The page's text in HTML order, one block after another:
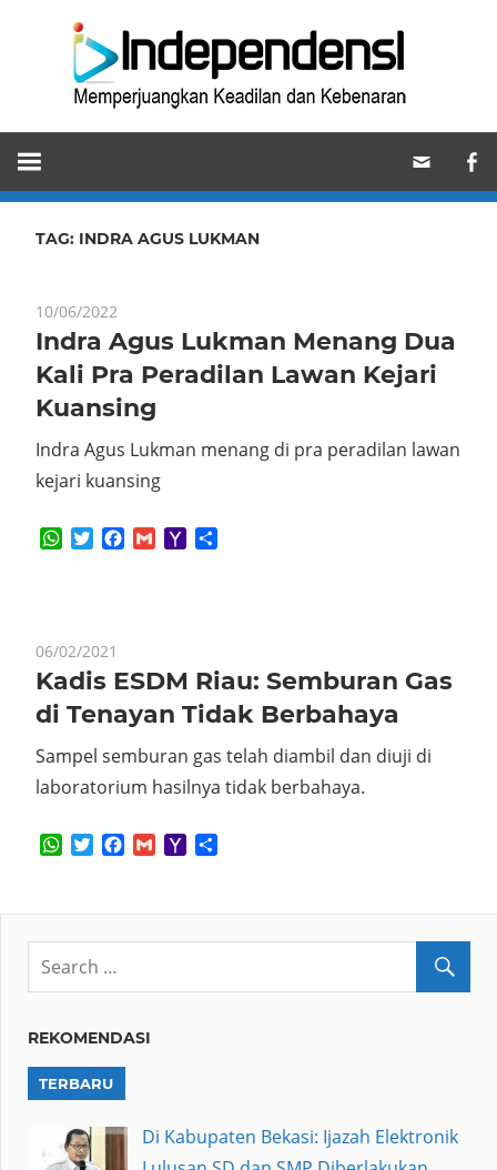
Memperjuangkan
Keadilan
dan
Kebenaran
TAG: INDRA AGUS LUKMAN
10/06/2022
Indra Agus Lukman Menang Dua
Kali Pra Peradilan Lawan Kejari
Kuansing
Indra Agus Lukman menang di pra peradilan lawan
kejari kuansing
WhatsApp
TwitterFacebook
GmailYahoo
06/02/2021
Kadis ESDM Riau: Semburan Gas
di Tenayan Tidak Berbahaya
Sampel semburan gas telah diambil dan diuji di
laboratorium hasilnya tidak berbahaya.
WhatsApp
TwitterFacebook
GmailYahoo
REKOMENDASI
TERBARU
Di Kabupaten Bekasi: Ijazah Elektronik